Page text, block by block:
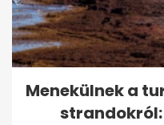
Menekülnek a